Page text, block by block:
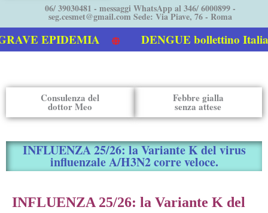
06/ 39030481 - messaggi WhatsApp al 346/ 6000899 -
seg.cesmet@gmail.com Sede: Via Piave, 76 - Roma
DENGUE bollettino Italia –
Consulenza del
dottor Meo
Febbre gialla
senza attese
INFLUENZA 25/26: la Variante K del virus
influenzale A/H3N2 corre veloce.
INFLUENZA 25/26: la Variante K del